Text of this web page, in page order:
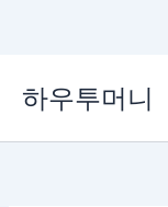
로
하우투머니